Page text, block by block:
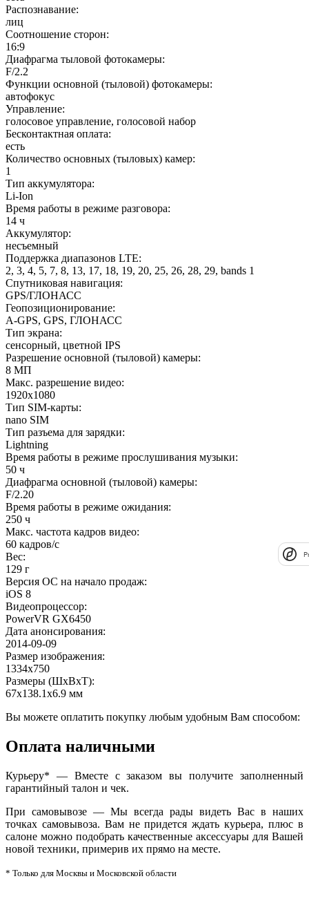
Распознавание:
лиц
Соотношение сторон:
16:9
Диафрагма тыловой фотокамеры:
F/2.2
Функции основной (тыловой) фотокамеры:
автофокус
Управление:
голосовое управление, голосовой набор
Бесконтактная оплата:
есть
Количество основных (тыловых) камер:
1
Тип аккумулятора:
Li-Ion
Время работы в режиме разговора:
14 ч
Аккумулятор:
несъемный
Поддержка диапазонов LTE:
2, 3, 4, 5, 7, 8, 13, 17, 18, 19, 20, 25, 26, 28, 29, bands 1
Спутниковая навигация:
GPS/ГЛОНАСС
Геопозиционирование:
A-GPS, GPS, ГЛОНАСС
Тип экрана:
сенсорный, цветной IPS
Разрешение основной (тыловой) камеры:
8 МП
Макс. разрешение видео:
1920x1080
Тип SIM-карты:
nano SIM
Тип разъема для зарядки:
Lightning
Время работы в режиме прослушивания музыки:
50 ч
Диафрагма основной (тыловой) камеры:
F/2.20
Время работы в режиме ожидания:
250 ч
Макс. частота кадров видео:
60 кадров/с
Вес:
129 г
Версия ОС на начало продаж:
iOS 8
Видеопроцессор:
PowerVR GX6450
Дата анонсирования:
2014-09-09
Размер изображения:
1334x750
Размеры (ШxВxТ):
67x138.1x6.9 мм
Вы можете оплатить покупку любым удобным Вам способом:
Оплата наличными
Курьеру* — Вместе с заказом вы получите заполненный
гарантийный талон и чек.
При самовывозе — Мы всегда рады видеть Вас в наших
точках самовывоза. Вам не придется ждать курьера, плюс в
салоне можно подобрать качественные аксессуары для Вашей
новой техники, примерив их прямо на месте.
* Только для Москвы и Московской области